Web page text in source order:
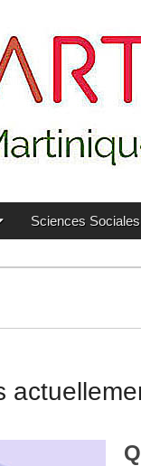
Sciences Sociales